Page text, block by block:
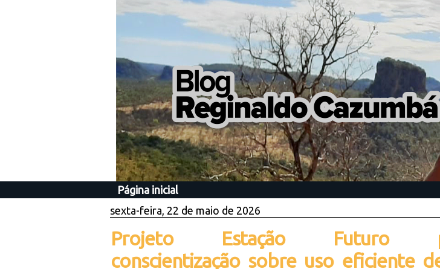
Página inicial
sexta-feira, 22 de maio de 2026
Projeto Estação Futuro
conscientização sobre uso eficiente